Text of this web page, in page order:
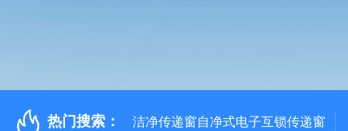
热门搜索： 洁净传递窗自净式电子互锁传递窗